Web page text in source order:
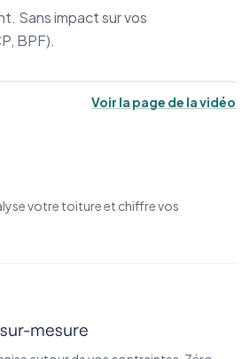
Sans impact sur vos
BPF).
Voir la page de la vidéo
votre toiture et chiffre vos
mesure